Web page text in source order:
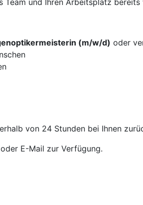
und Ihren Arbeitsplatz
(m/w/d) oder
von 24 Stunden bei Ihnen
E-Mail zur Verfügung.